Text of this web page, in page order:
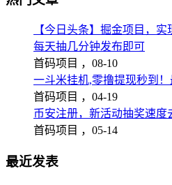
【今日头条】掘金项目，
每天抽几分钟发布即可
首码项目 ， 08-10
一斗米挂机,零撸提现秒到
首码项目 ， 04-19
币安注册，新活动抽奖速度
首码项目 ， 05-14
最近发表